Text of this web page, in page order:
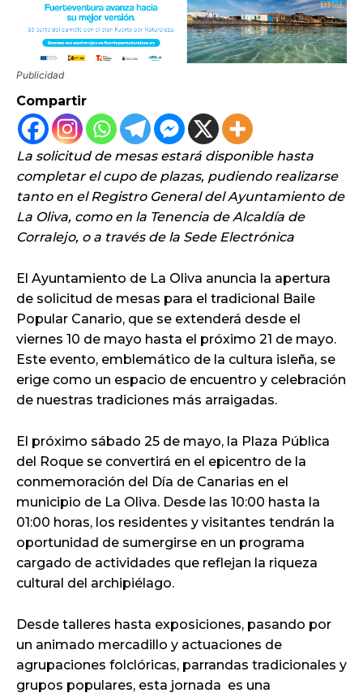
Publicidad
Compartir
La solicitud de mesas estará disponible hasta
completar el cupo de plazas, pudiendo realizarse
tanto en el Registro General del Ayuntamiento de
La Oliva, como en la Tenencia de Alcaldía de
Corralejo, o a través de la Sede Electrónica
El Ayuntamiento de La Oliva anuncia la apertura
de solicitud de mesas para el tradicional Baile
Popular Canario, que se extenderá desde el
viernes 10 de mayo hasta el próximo 21 de mayo.
Este evento, emblemático de la cultura isleña, se
erige como un espacio de encuentro y celebración
de nuestras tradiciones más arraigadas.
El próximo sábado 25 de mayo, la Plaza Pública
del Roque se convertirá en el epicentro de la
conmemoración del Día de Canarias en el
municipio de La Oliva. Desde las 10:00 hasta la
01:00 horas, los residentes y visitantes tendrán la
oportunidad de sumergirse en un programa
cargado de actividades que reflejan la riqueza
cultural del archipiélago.
Desde talleres hasta exposiciones, pasando por
un animado mercadillo y actuaciones de
agrupaciones folclóricas, parrandas tradicionales y
grupos populares, esta jornada es una